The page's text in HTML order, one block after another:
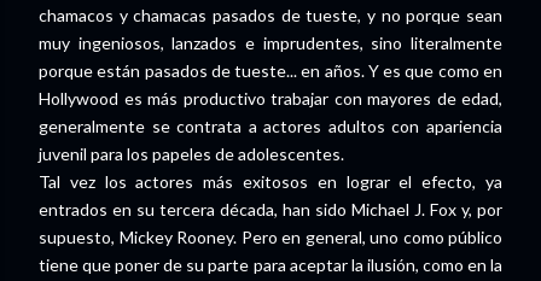
chamacos y chamacas pasados de tueste, y no porque sean
muy ingeniosos, lanzados e imprudentes, sino literalmente
porque están pasados de tueste... en años. Y es que como en
Hollywood es más productivo trabajar con mayores de edad,
generalmente se contrata a actores adultos con apariencia
juvenil para los papeles de adolescentes.
Tal vez los actores más exitosos en lograr el efecto, ya
entrados en su tercera década, han sido Michael J. Fox y, por
supuesto, Mickey Rooney. Pero en general, uno como público
tiene que poner de su parte para aceptar la ilusión, como en la